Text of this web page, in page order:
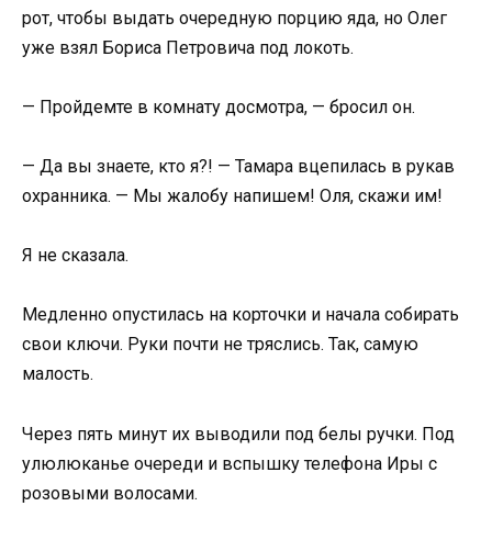
рот, чтобы выдать очередную порцию яда, но Олег
уже взял Бориса Петровича под локоть.
— Пройдемте в комнату досмотра, — бросил он.
— Да вы знаете, кто я?! — Тамара вцепилась в рукав
охранника. — Мы жалобу напишем! Оля, скажи им!
Я не сказала.
Медленно опустилась на корточки и начала собирать
свои ключи. Руки почти не тряслись. Так, самую
малость.
Через пять минут их выводили под белы ручки. Под
улюлюканье очереди и вспышку телефона Иры с
розовыми волосами.